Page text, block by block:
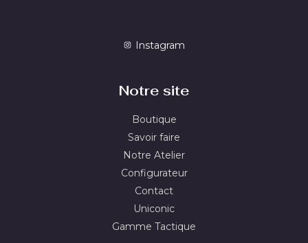
Instagram
Notre site
Boutique
Savoir faire
Notre Atelier
Configurateur
Contact
Uniconic
Gamme Tactique